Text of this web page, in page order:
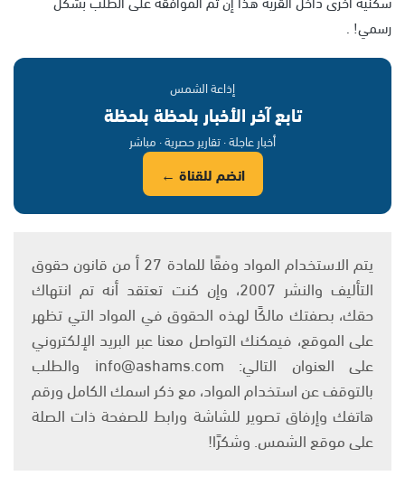
رسمي! .
إذاعة الشمس
تابع آخر الأخبار بلحظة بلحظة
أخبار عاجلة · تقارير حصرية · مباشر
انضم للقناة ←
يتم الاستخدام المواد وفقًا للمادة 27 أ من قانون حقوق
التأليف والنشر 2007، وإن كنت تعتقد أنه تم انتهاك
حقك، بصفتك مالكًا لهذه الحقوق في المواد التي تظهر
على الموقع، فيمكنك التواصل معنا عبر البريد الإلكتروني
على العنوان التالي: info@ashams.com والطلب
بالتوقف عن استخدام المواد، مع ذكر اسمك الكامل ورقم
هاتفك وإرفاق تصوير للشاشة ورابط للصفحة ذات الصلة
على موقع الشمس. وشكرًا!